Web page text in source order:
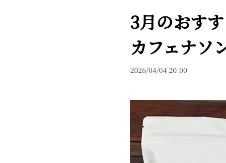
3月のおす
カフェナソ
2026/04/04 20:00